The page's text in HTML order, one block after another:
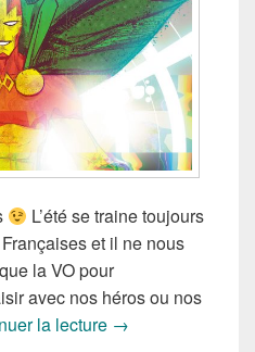
L’été se traine toujours
et il ne nous
la VO pour
avec nos héros ou nos
la lecture Sorties des
→